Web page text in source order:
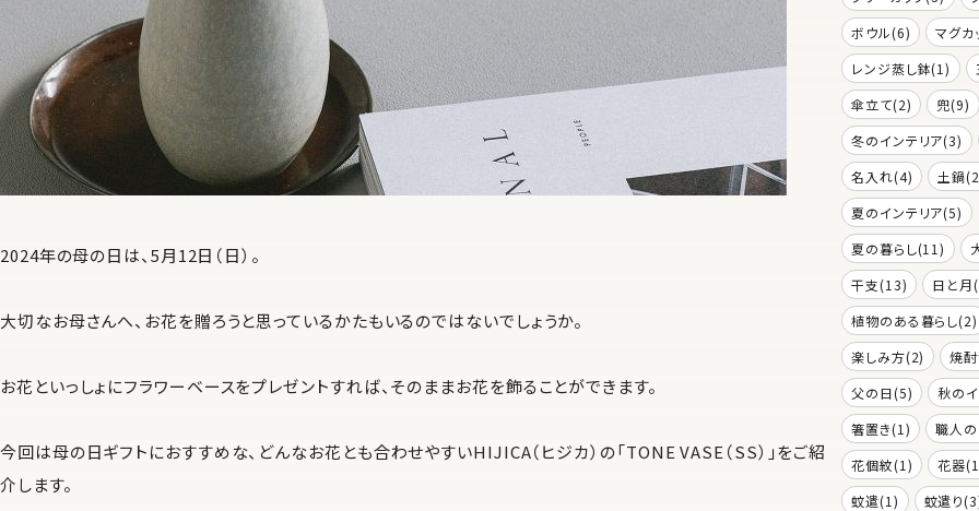
2024年の母の日は、5月12日（日）。
大切なお母さんへ、お花を贈ろうと思っているかたもいるのではないでしょうか。
お花といっしょにフラワーベースをプレゼントすれば、そのままお花を飾ることができます。
今回は母の日ギフトにおすすめな、どんなお花とも合わせやすいHIJICA（ヒジカ）の「TONE VASE（SS）」をご紹
介します。
ボウル(6)
マグカ
レンジ蒸し鉢(1)
傘立て(2)
兜(9)
冬のインテリア(3)
名入れ(4)
土鍋
夏のインテリア(5)
夏の暮らし(11)
干支(13)
日と月
植物のある暮らし(2)
楽しみ方(2)
焼
父の日(5)
秋の
箸置き(1)
職人
花個紋(1)
花器
蚊遣(1)
蚊遣り